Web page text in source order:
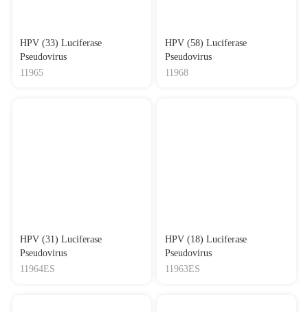
HPV (33) Luciferase
Pseudovirus
11965
HPV (58) Luciferase
Pseudovirus
11968
HPV (31) Luciferase
Pseudovirus
11964ES
HPV (18) Luciferase
Pseudovirus
11963ES